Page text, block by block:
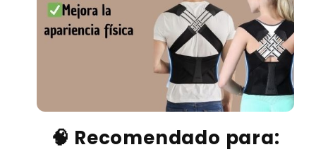
🧠 Recomendado para: